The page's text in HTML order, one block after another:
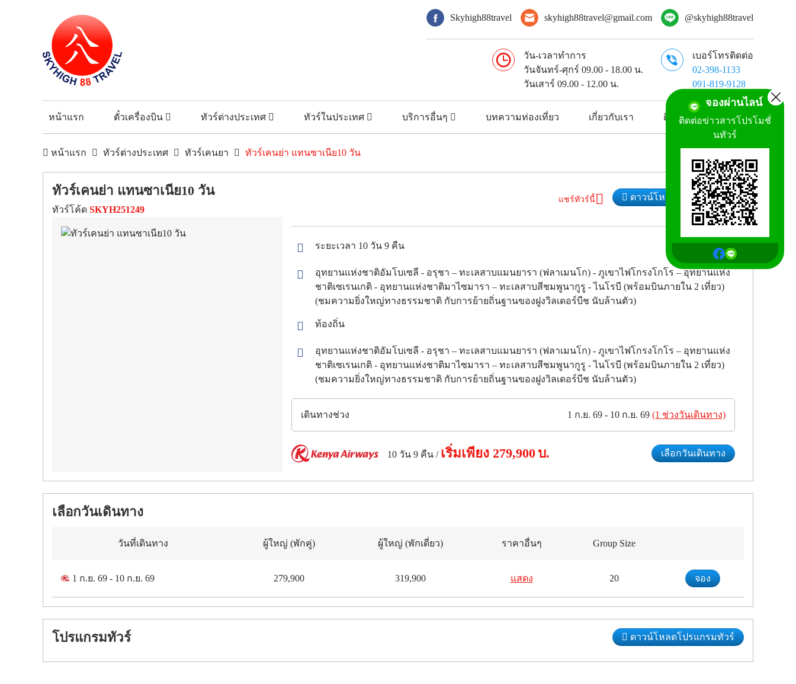
Skyhigh88travel skyhigh88travel@gmail.com @skyhigh88travel
วัน-เวลาทำการ
วันจันทร์-ศุกร์ 09.00 - 18.00 น.
วันเสาร์ 09.00 - 12.00 น.
เบอร์โทรติดต่อ
02-398-1133
091-819-9128
หน้าแรก ตั๋วเครื่องบิน ทัวร์ต่างประเทศ ทัวร์ในประเทศ บริการอื่นๆ บทความท่องเที่ยว เกี่ยวกับเรา ติดต่อเรา
หน้าแรก ทัวร์ต่างประเทศ ทัวร์เคนยา ทัวร์เคนย่า แทนซาเนีย10 วัน
ทัวร์เคนย่า แทนซาเนีย10 วัน
ทัวร์โค้ด SKYH251249
แชร์ทัวร์นี้ ดาวน์โหลดโปรแกรมทัวร์
ระยะเวลา 10 วัน 9 คืน
อุทยานแห่งชาติอัมโบเซลี - อรุชา – ทะเลสาบแมนยารา (ฟลาเมนโก) - ภูเขาไฟโกรงโกโร – อุทยานแห่ง
ชาติเซเรนเกติ - อุทยานแห่งชาติมาไซมารา – ทะเลสาบสีชมพูนากูรู - ไนโรบี (พร้อมบินภายใน 2 เที่ยว)
(ชมความยิ่งใหญ่ทางธรรมชาติ กับการย้ายถิ่นฐานของฝูงวิลเดอร์บีช นับล้านตัว)
ท้องถิ่น
อุทยานแห่งชาติอัมโบเซลี - อรุชา – ทะเลสาบแมนยารา (ฟลาเมนโก) - ภูเขาไฟโกรงโกโร – อุทยานแห่ง
ชาติเซเรนเกติ - อุทยานแห่งชาติมาไซมารา – ทะเลสาบสีชมพูนากูรู - ไนโรบี (พร้อมบินภายใน 2 เที่ยว)
(ชมความยิ่งใหญ่ทางธรรมชาติ กับการย้ายถิ่นฐานของฝูงวิลเดอร์บีช นับล้านตัว)
เดินทางช่วง 1 ก.ย. 69 - 10 ก.ย. 69 (1 ช่วงวันเดินทาง)
10 วัน 9 คืน / เริ่มเพียง 279,900บ. เลือกวันเดินทาง
เลือกวันเดินทาง
วันที่เดินทาง ผู้ใหญ่ (พักคู่) ผู้ใหญ่ (พักเดี่ยว) ราคาอื่นๆ Group Size
1 ก.ย. 69 - 10 ก.ย. 69 279,900 319,900 แสดง 20 จอง
โปรแกรมทัวร์ ดาวน์โหลดโปรแกรมทัวร์
จองผ่านไลน์
ติดต่อข่าวสารโปรโมชั่
นทัวร์